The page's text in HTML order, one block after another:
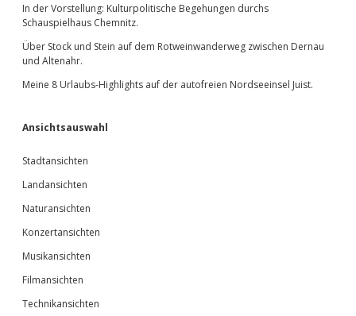
In der Vorstellung: Kulturpolitische Begehungen durchs
Schauspielhaus Chemnitz.
Über Stock und Stein auf dem Rotweinwanderweg zwischen Dernau
und Altenahr.
Meine 8 Urlaubs-Highlights auf der autofreien Nordseeinsel Juist.
Ansichtsauswahl
Stadtansichten
Landansichten
Naturansichten
Konzertansichten
Musikansichten
Filmansichten
Technikansichten